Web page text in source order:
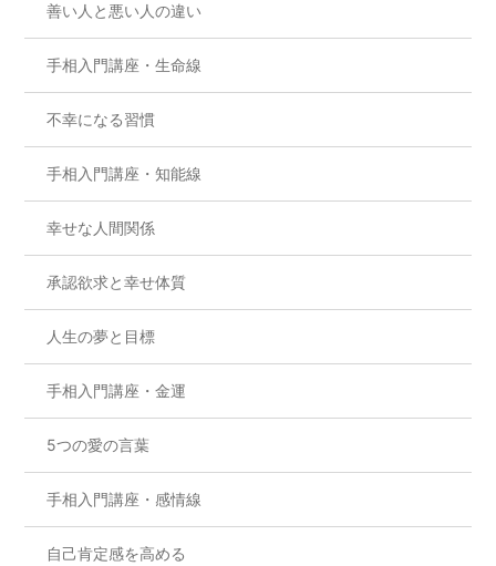
善い人と悪い人の違い
手相入門講座・生命線
不幸になる習慣
手相入門講座・知能線
幸せな人間関係
承認欲求と幸せ体質
人生の夢と目標
手相入門講座・金運
5つの愛の言葉
手相入門講座・感情線
自己肯定感を高める